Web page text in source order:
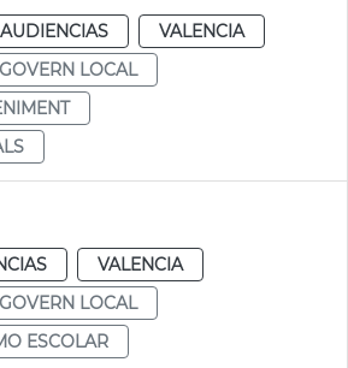
VALENCIA
LOCAL
VALENCIA
LOCAL
ESCOLAR